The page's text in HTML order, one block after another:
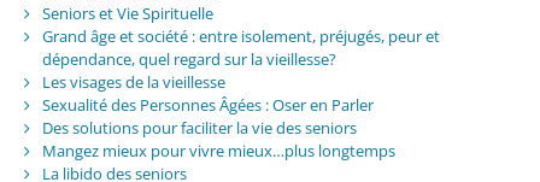
Seniors et Vie Spirituelle
Grand âge et société : entre isolement, préjugés, peur et
dépendance, quel regard sur la vieillesse?
Les visages de la vieillesse
Sexualité des Personnes Âgées : Oser en Parler
Des solutions pour faciliter la vie des seniors
Mangez mieux pour vivre mieux…plus longtemps
La libido des seniors